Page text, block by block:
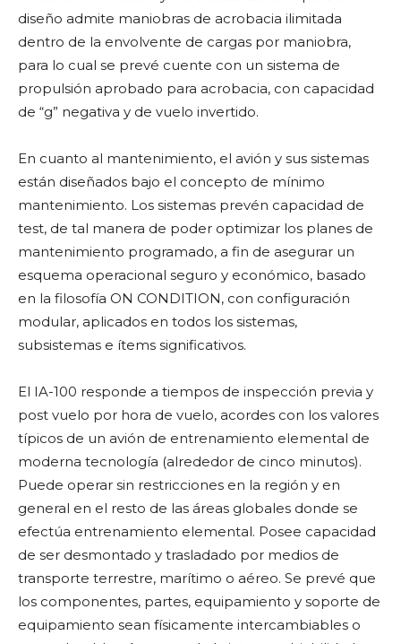
diseño admite maniobras de acrobacia ilimitada
dentro de la envolvente de cargas por maniobra,
para lo cual se prevé cuente con un sistema de
propulsión aprobado para acrobacia, con capacidad
de “g” negativa y de vuelo invertido.
En cuanto al mantenimiento, el avión y sus sistemas
están diseñados bajo el concepto de mínimo
mantenimiento. Los sistemas prevén capacidad de
test, de tal manera de poder optimizar los planes de
mantenimiento programado, a fin de asegurar un
esquema operacional seguro y económico, basado
en la filosofía ON CONDITION, con configuración
modular, aplicados en todos los sistemas,
subsistemas e ítems significativos.
El IA-100 responde a tiempos de inspección previa y
post vuelo por hora de vuelo, acordes con los valores
típicos de un avión de entrenamiento elemental de
moderna tecnología (alrededor de cinco minutos).
Puede operar sin restricciones en la región y en
general en el resto de las áreas globales donde se
efectúa entrenamiento elemental. Posee capacidad
de ser desmontado y trasladado por medios de
transporte terrestre, marítimo o aéreo. Se prevé que
los componentes, partes, equipamiento y soporte de
equipamiento sean físicamente intercambiables o